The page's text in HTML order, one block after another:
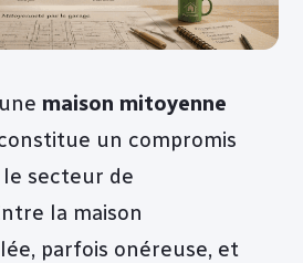
maison mitoyenne
un compromis
secteur de
la maison
parfois onéreuse, et